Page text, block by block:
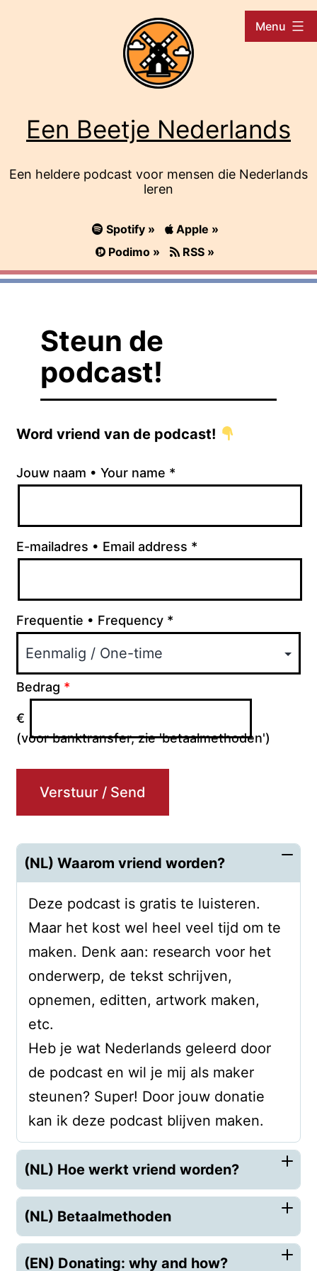
Een Beetje Nederlands
Een heldere podcast voor mensen die Nederlands
leren
Spotify »
Apple »
Podimo »
RSS »
Menu
Steun de
podcast!
Word vriend van de podcast!
Jouw naam • Your name *
E-mailadres • Email address *
Frequentie • Frequency *
Bedrag *
€
(voor banktransfer, zie 'betaalmethoden')
Verstuur / Send
(NL) Waarom vriend worden?
Deze podcast is gratis te luisteren.
Maar het kost wel heel veel tijd om te
maken. Denk aan: research voor het
onderwerp, de tekst schrijven,
opnemen, editten, artwork maken,
etc.
Heb je wat Nederlands geleerd door
de podcast en wil je mij als maker
steunen? Super! Door jouw donatie
kan ik deze podcast blijven maken.
(NL) Hoe werkt vriend worden?
(NL) Betaalmethoden
(EN) Donating: why and how?